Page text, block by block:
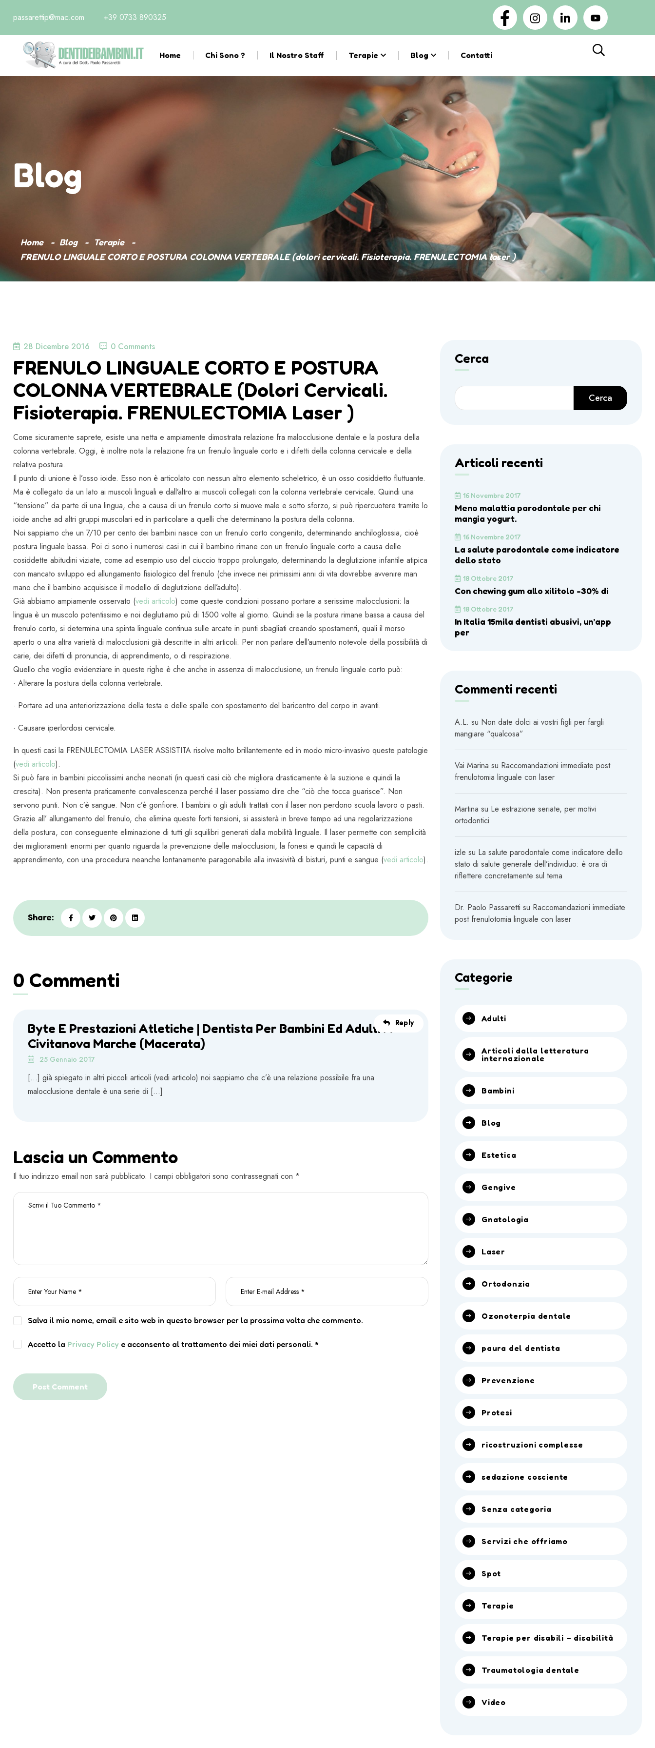
passarettip@mac.com +39 0733 890325
Home Chi Sono ? Il Nostro Staff Terapie Blog Contatti
Blog
Home Blog
Terapie
FRENULO LINGUALE CORTO E POSTURA COLONNA VERTEBRALE (dolori cervicali. Fisioterapia. FRENULECTOMIA laser )
28 Dicembre 2016 0 Comments
FRENULO LINGUALE CORTO E POSTURA
COLONNA VERTEBRALE (dolori Cervicali.
Fisioterapia. FRENULECTOMIA Laser )
Come sicuramente saprete, esiste una netta e ampiamente dimostrata relazione fra malocclusione dentale e la postura della
colonna vertebrale. Oggi, è inoltre nota la relazione fra un frenulo linguale corto e i difetti della colonna cervicale e della
relativa postura.
Il punto di unione è l’osso ioide. Esso non è articolato con nessun altro elemento scheletrico, è un osso cosiddetto fluttuante.
Ma è collegato da un lato ai muscoli linguali e dall’altro ai muscoli collegati con la colonna vertebrale cervicale. Quindi una
“tensione” da parte di una lingua, che a causa di un frenulo corto si muove male e sotto sforzo, si può ripercuotere tramite lo
ioide anche ad altri gruppi muscolari ed in particolare a quelli che determinano la postura della colonna.
Noi sappiamo che un 7/10 per cento dei bambini nasce con un frenulo corto congenito, determinando anchiloglossia, cioè
postura linguale bassa. Poi ci sono i numerosi casi in cui il bambino rimane con un frenulo linguale corto a causa delle
cosiddette abitudini viziate, come ad esempio uso del ciuccio troppo prolungato, determinando la deglutizione infantile atipica
con mancato sviluppo ed allungamento fisiologico del frenulo (che invece nei primissimi anni di vita dovrebbe avvenire man
mano che il bambino acquisisce il modello di deglutizione dell’adulto).
Già abbiamo ampiamente osservato (vedi articolo) come queste condizioni possano portare a serissime malocclusioni: la
lingua è un muscolo potentissimo e noi deglutiamo più di 1500 volte al giorno. Quindi se la postura rimane bassa a causa del
frenulo corto, si determina una spinta linguale continua sulle arcate in punti sbagliati creando spostamenti, quali il morso
aperto o una altra varietà di malocclusioni già descritte in altri articoli. Per non parlare dell’aumento notevole della possibilità di
carie, dei difetti di pronuncia, di apprendimento, o di respirazione.
Quello che voglio evidenziare in queste righe è che anche in assenza di malocclusione, un frenulo linguale corto può:
· Alterare la postura della colonna vertebrale.
· Portare ad una anteriorizzazione della testa e delle spalle con spostamento del baricentro del corpo in avanti.
· Causare iperlordosi cervicale.
In questi casi la FRENULECTOMIA LASER ASSISTITA risolve molto brillantemente ed in modo micro-invasivo queste patologie
(vedi articolo).
Si può fare in bambini piccolissimi anche neonati (in questi casi ciò che migliora drasticamente è la suzione e quindi la
crescita). Non presenta praticamente convalescenza perché il laser possiamo dire che “ciò che tocca guarisce”. Non
servono punti. Non c’è sangue. Non c’è gonfiore. I bambini o gli adulti trattati con il laser non perdono scuola lavoro o pasti.
Grazie all’ allungamento del frenulo, che elimina queste forti tensioni, si assisterà in breve tempo ad una regolarizzazione
della postura, con conseguente eliminazione di tutti gli squilibri generati dalla mobilità linguale. Il laser permette con semplicità
dei miglioramenti enormi per quanto riguarda la prevenzione delle malocclusioni, la fonesi e quindi le capacità di
apprendimento, con una procedura neanche lontanamente paragonabile alla invasività di bisturi, punti e sangue (vedi articolo).
Share:
0 Commenti
Byte E Prestazioni Atletiche | Dentista Per Bambini Ed Adulti A
Civitanova Marche (Macerata)
25 Gennaio 2017
[…] già spiegato in altri piccoli articoli (vedi articolo) noi sappiamo che c’è una relazione possibile fra una
malocclusione dentale è una serie di […]
Reply
Lascia un Commento
Il tuo indirizzo email non sarà pubblicato. I campi obbligatori sono contrassegnati con *
Salva il mio nome, email e sito web in questo browser per la prossima volta che commento.
Accetto la Privacy Policy e acconsento al trattamento dei miei dati personali. *
Post Comment
Cerca
Cerca
Articoli recenti
16 Novembre 2017
Meno malattia parodontale per chi
mangia yogurt.
16 Novembre 2017
La salute parodontale come indicatore
dello stato
18 Ottobre 2017
Con chewing gum allo xilitolo -30% di
18 Ottobre 2017
In Italia 15mila dentisti abusivi, un’app
per
Commenti recenti
A.L. su Non date dolci ai vostri figli per fargli
mangiare “qualcosa”
Vai Marina su Raccomandazioni immediate post
frenulotomia linguale con laser
Martina su Le estrazione seriate, per motivi
ortodontici
izle su La salute parodontale come indicatore dello
stato di salute generale dell’individuo: è ora di
riflettere concretamente sul tema
Dr. Paolo Passaretti su Raccomandazioni immediate
post frenulotomia linguale con laser
Categorie
Adulti
Articoli dalla letteratura
internazionale
Bambini
Blog
Estetica
Gengive
Gnatologia
Laser
Ortodonzia
Ozonoterpia dentale
paura del dentista
Prevenzione
Protesi
ricostruzioni complesse
sedazione cosciente
Senza categoria
Servizi che offriamo
Spot
Terapie
Terapie per disabili – disabilità
Traumatologia dentale
Video